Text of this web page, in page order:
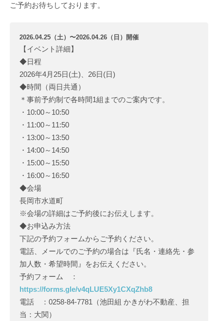
ご予約お待ちしております。
2026.04.25（土）〜2026.04.26（日）開催
【イベント詳細】
◆日程
2026年4月25日(土)、26日(日)
◆時間（両日共通）
＊事前予約制で各時間1組までのご案内です。
・10:00～10:50
・11:00～11:50
・13:00～13:50
・14:00～14:50
・15:00～15:50
・16:00～16:50
◆会場
長岡市水道町
※会場の詳細はご予約後にお伝えします。
◆お申込み方法
下記の予約フォームからご予約ください。
電話、メールでのご予約の場合は『氏名・連絡先・参
加人数・希望時間』をお伝えください。
予約フォーム ：
https://forms.gle/v4qLUE5Xy1CXqZhb8
電話 ：0258‐84‐7781（池田組 かきがわ不動産、担
当：大関）